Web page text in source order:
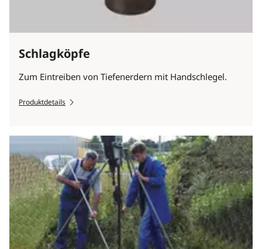
Schlagköpfe
Zum Eintreiben von Tiefenerdern mit Handschlegel.
Produktdetails